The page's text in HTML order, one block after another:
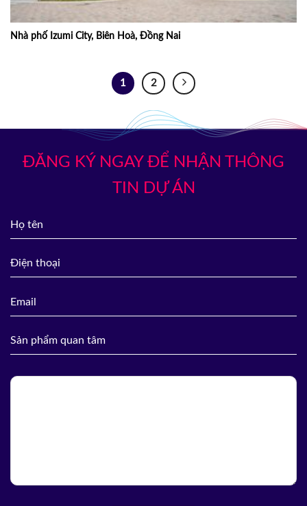
Nhà phố Izumi City, Biên Hoà, Đồng Nai
1 2
ĐĂNG KÝ NGAY ĐỂ NHẬN THÔNG
TIN DỰ ÁN